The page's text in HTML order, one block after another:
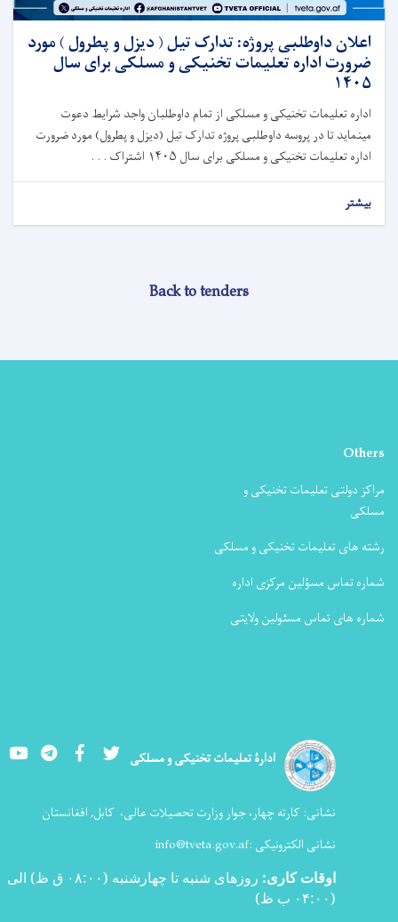
اعلان داوطلبی پروژه: تدارک تیل ( دیزل و پطرول ) مورد
ضرورت اداره تعلیمات تخنیکی و مسلکی برای سال
۱۴۰۵
اداره تعلیمات تخنیکی و مسلکی از تمام داوطلبان واجد شرایط دعوت
مینماید تا در پروسه داوطلبی پروژه تدارک تیل (دیزل و پطرول) مورد ضرورت
اداره تعلیمات تخنیکی و مسلکی برای سال ۱۴۰۵ اشتراک . . .
بیشتر
Back to tenders
Others
مراکز دولتی تعلیمات تخنیکی و
مسلکی
رشته های تعلیمات تخنیکی و مسلکی
شماره تماس مسؤلین مرکزی اداره
شماره های تماس مسئولین ولایتی
ادارۀ تعلیمات تخنیکی و مسلکی YoutubeLinkedInFacebook Twitter
نشانی: کارته چهار، جوار وزارت تحصیلات عالی، کابل, افغانستان
نشانی الکترونیکی :info@tveta.gov.af
اوقات کاری:
روزهای شنبه تا چهارشنبه (۰۸:۰۰ ق ظ) الی
(۰۴:۰۰ ب ظ
)